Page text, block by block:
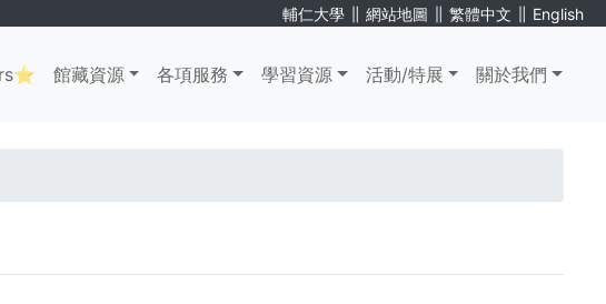
輔仁大學 ∥ 網站地圖 ∥ 繁體中文 ∥ English
館藏資源 各項服務 學習資源 活動/特展 關於我們